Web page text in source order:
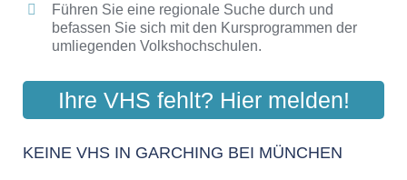
Führen Sie eine regionale Suche durch und
befassen Sie sich mit den Kursprogrammen der
umliegenden Volkshochschulen.
Ihre VHS fehlt? Hier melden!
KEINE VHS IN GARCHING BEI MÜNCHEN